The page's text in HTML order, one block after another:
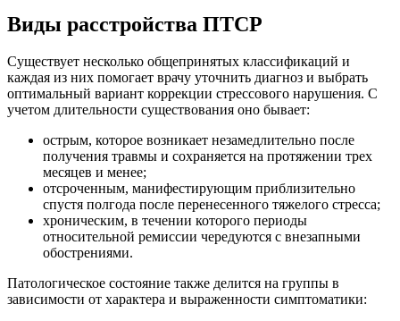
Виды расстройства ПТСР
Существует несколько общепринятых классификаций и
каждая из них помогает врачу уточнить диагноз и выбрать
оптимальный вариант коррекции стрессового нарушения. С
учетом длительности существования оно бывает:
острым, которое возникает незамедлительно после
получения травмы и сохраняется на протяжении трех
месяцев и менее;
отсроченным, манифестирующим приблизительно
спустя полгода после перенесенного тяжелого стресса;
хроническим, в течении которого периоды
относительной ремиссии чередуются с внезапными
обострениями.
Патологическое состояние также делится на группы в
зависимости от характера и выраженности симптоматики: